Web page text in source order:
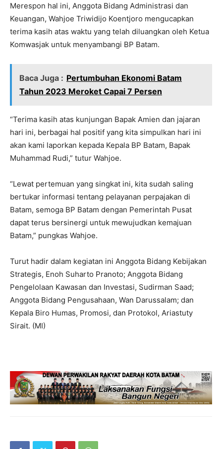
Merespon hal ini, Anggota Bidang Administrasi dan
Keuangan, Wahjoe Triwidijo Koentjoro mengucapkan
terima kasih atas waktu yang telah diluangkan oleh Ketua
Komwasjak untuk menyambangi BP Batam.
Baca Juga : Pertumbuhan Ekonomi Batam
Tahun 2023 Meroket Capai 7 Persen
“Terima kasih atas kunjungan Bapak Amien dan jajaran
hari ini, berbagai hal positif yang kita simpulkan hari ini
akan kami laporkan kepada Kepala BP Batam, Bapak
Muhammad Rudi,” tutur Wahjoe.
“Lewat pertemuan yang singkat ini, kita sudah saling
bertukar informasi tentang pelayanan perpajakan di
Batam, semoga BP Batam dengan Pemerintah Pusat
dapat terus bersinergi untuk mewujudkan kemajuan
Batam,” pungkas Wahjoe.
Turut hadir dalam kegiatan ini Anggota Bidang Kebijakan
Strategis, Enoh Suharto Pranoto; Anggota Bidang
Pengelolaan Kawasan dan Investasi, Sudirman Saad;
Anggota Bidang Pengusahaan, Wan Darussalam; dan
Kepala Biro Humas, Promosi, dan Protokol, Ariastuty
Sirait. (MI)